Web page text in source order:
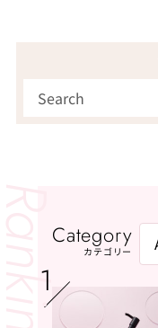
Category
カテゴリー